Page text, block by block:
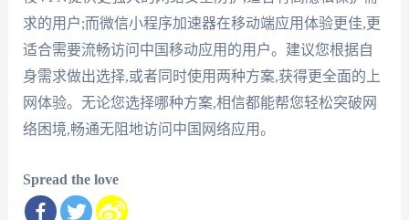
求的用户;而微信小程序加速器在移动端应用体验更佳,更
适合需要流畅访问中国移动应用的用户。建议您根据自
身需求做出选择,或者同时使用两种方案,获得更全面的上
网体验。无论您选择哪种方案,相信都能帮您轻松突破网
络困境,畅通无阻地访问中国网络应用。
Spread the love